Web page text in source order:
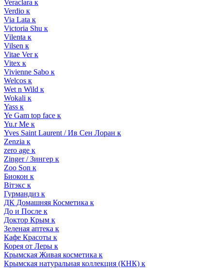
Veraclara к
Verdio к
Via Lata к
Victoria Shu к
Vilenta к
Vilsen к
Vitae Ver к
Vitex к
Vivienne Sabo к
Welcos к
Wet n Wild к
Wokali к
Yass к
Ye Gam top face к
Yu.r Me к
Yves Saint Laurent / Ив Сен Лоран к
Zenzia к
zero age к
Zinger / Зингер к
Zoo Son к
Биокон к
Вiтэкс к
Гурмандиз к
ДК Домашняя Косметика к
До и После к
Доктор Крым к
Зеленая аптека к
Кафе Красоты к
Корея от Леры к
Крымская Живая косметика к
Крымская натуральная коллекция (КНК) к